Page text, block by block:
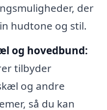
der
hudtone og stil.
og hovedbund:
tilbyder
og andre
så du kan